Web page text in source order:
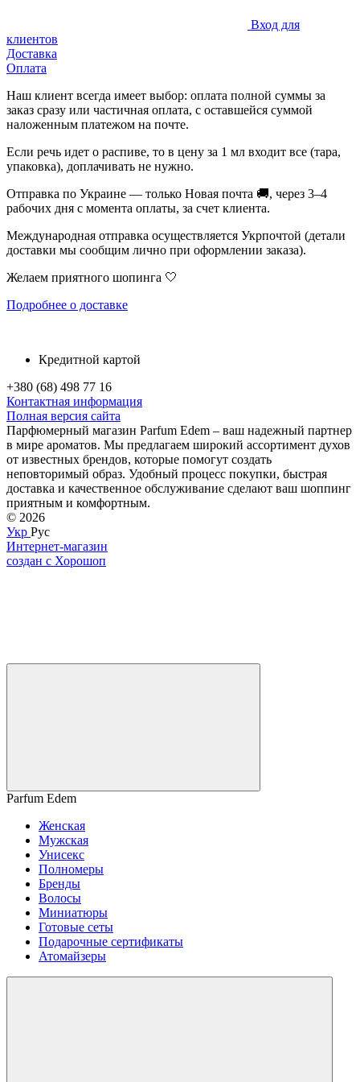
Вход для
клиентов
Доставка
Оплата
Наш клиент всегда имеет выбор: оплата полной суммы за
заказ сразу или частичная оплата, с оставшейся суммой
наложенным платежом на почте.
Если речь идет о распиве, то в цену за 1 мл входит все (тара,
упаковка), доплачивать не нужно.
Отправка по Украине — только Новая почта 🚚, через 3–4
рабочих дня с момента оплаты, за счет клиента.
Международная отправка осуществляется Укрпочтой (детали
доставки мы сообщим лично при оформлении заказа).
Желаем приятного шопинга 🤍
Подробнее о доставке
Кредитной картой
+380 (68) 498 77 16
Контактная информация
Полная версия сайта
Парфюмерный магазин Parfum Edem – ваш надежный партнер
в мире ароматов. Мы предлагаем широкий ассортимент духов
от известных брендов, которые помогут создать
неповторимый образ. Удобный процесс покупки, быстрая
доставка и качественное обслуживание сделают ваш шоппинг
приятным и комфортным.
© 2026
Укр Рус
Интернет-магазин
создан с Хорошоп
Parfum Edem
Женская
Мужская
Унисекс
Полномеры
Бренды
Волосы
Миниатюры
Готовые сеты
Подарочные сертификаты
Атомайзеры